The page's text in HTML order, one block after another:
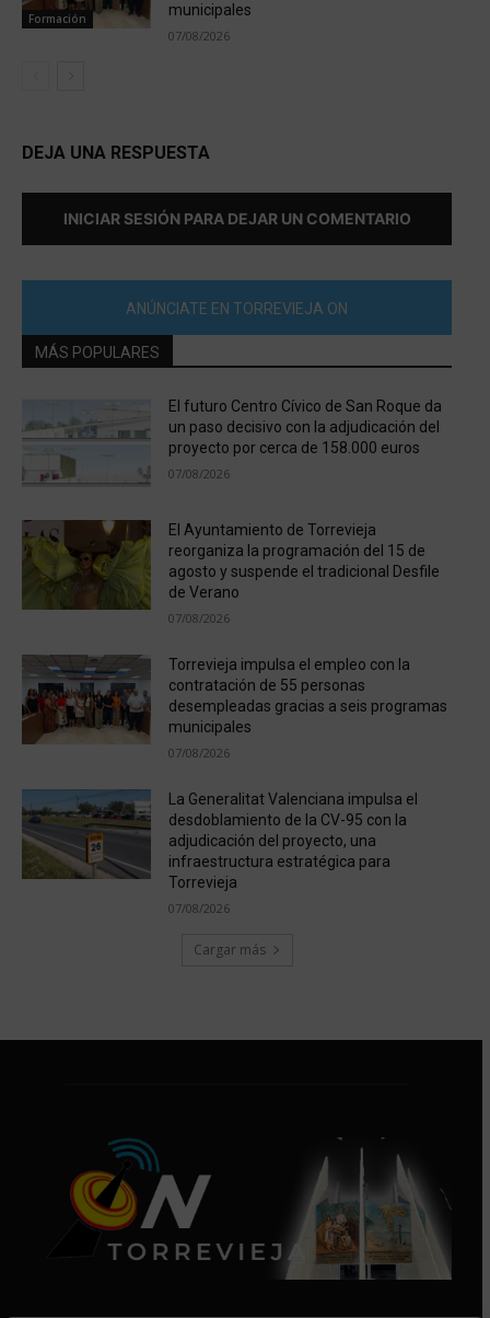
Formación
municipales
07/08/2026
DEJA UNA RESPUESTA
INICIAR SESIÓN PARA DEJAR UN COMENTARIO
ANÚNCIATE EN TORREVIEJA ON
MÁS POPULARES
El futuro Centro Cívico de San Roque da
un paso decisivo con la adjudicación del
proyecto por cerca de 158.000 euros
07/08/2026
El Ayuntamiento de Torrevieja
reorganiza la programación del 15 de
agosto y suspende el tradicional Desfile
de Verano
07/08/2026
Torrevieja impulsa el empleo con la
contratación de 55 personas
desempleadas gracias a seis programas
municipales
07/08/2026
La Generalitat Valenciana impulsa el
desdoblamiento de la CV-95 con la
adjudicación del proyecto, una
infraestructura estratégica para
Torrevieja
07/08/2026
Cargar más